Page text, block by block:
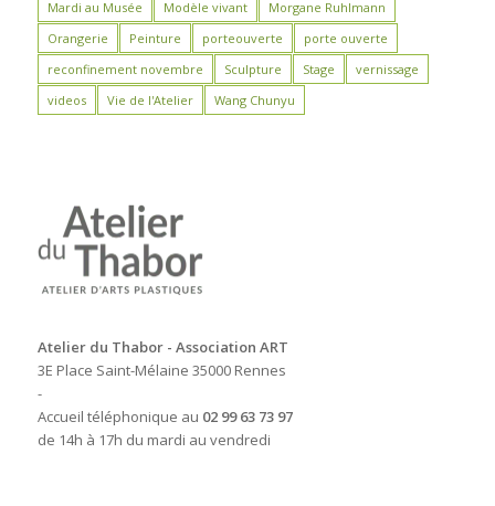
Mardi au Musée
Modèle vivant
Morgane Ruhlmann
Orangerie
Peinture porteouverte
porte ouverte
reconfinement novembre
Sculpture Stage
vernissage
videos
Vie de l'Atelier Wang Chunyu
Atelier du Thabor - Association ART
3E Place Saint-Mélaine 35000 Rennes
-
Accueil téléphonique au 02 99 63 73 97
de 14h à 17h du mardi au vendredi